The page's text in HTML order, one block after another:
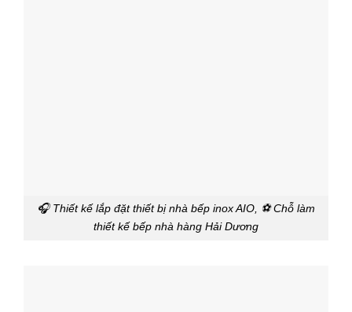
🎧 Thiết kế lắp đặt thiết bị nhà bếp inox AIO, ⚽ Chỗ làm
thiết kế bếp nhà hàng Hải Dương